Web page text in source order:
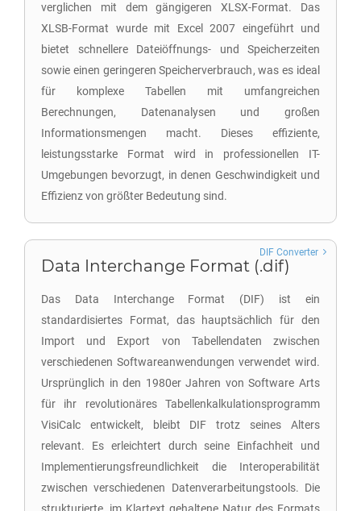
verglichen mit dem gängigeren XLSX-Format. Das
XLSB-Format wurde mit Excel 2007 eingeführt und
bietet schnellere Dateiöffnungs- und Speicherzeiten
sowie einen geringeren Speicherverbrauch, was es ideal
für komplexe Tabellen mit umfangreichen
Berechnungen, Datenanalysen und großen
Informationsmengen macht. Dieses effiziente,
leistungsstarke Format wird in professionellen IT-
Umgebungen bevorzugt, in denen Geschwindigkeit und
Effizienz von größter Bedeutung sind.
Data Interchange Format (.dif)
Das Data Interchange Format (DIF) ist ein
standardisiertes Format, das hauptsächlich für den
Import und Export von Tabellendaten zwischen
verschiedenen Softwareanwendungen verwendet wird.
Ursprünglich in den 1980er Jahren von Software Arts
für ihr revolutionäres Tabellenkalkulationsprogramm
VisiCalc entwickelt, bleibt DIF trotz seines Alters
relevant. Es erleichtert durch seine Einfachheit und
Implementierungsfreundlichkeit die Interoperabilität
zwischen verschiedenen Datenverarbeitungstools. Die
DIF Converter